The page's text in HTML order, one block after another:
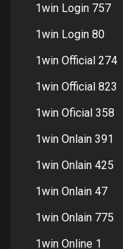
1win Login 757
1win Login 80
1win Official 274
1win Official 823
1win Oficial 358
1win Onlain 391
1win Onlain 425
1win Onlain 47
1win Onlain 775
1win Online 1